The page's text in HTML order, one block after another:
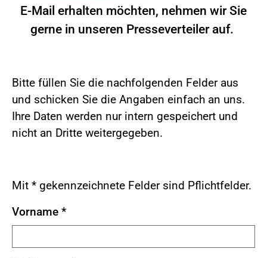
E-Mail erhalten möchten, nehmen wir Sie
gerne in unseren Presseverteiler auf.
Bitte füllen Sie die nachfolgenden Felder aus
und schicken Sie die Angaben einfach an uns.
Ihre Daten werden nur intern gespeichert und
nicht an Dritte weitergegeben.
Mit * gekennzeichnete Felder sind Pflichtfelder.
Vorname *